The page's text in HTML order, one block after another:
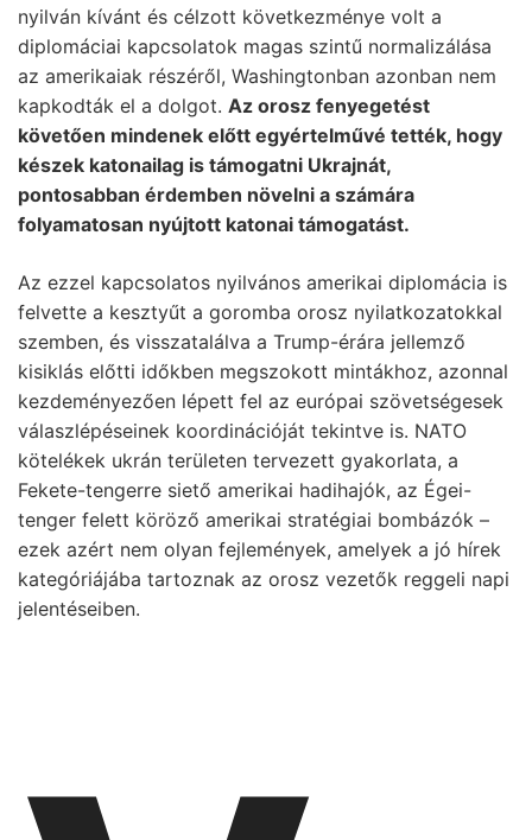
nyilván kívánt és célzott következménye volt a
diplomáciai kapcsolatok magas szintű normalizálása
az amerikaiak részéről, Washingtonban azonban nem
kapkodták el a dolgot. Az orosz fenyegetést
követően mindenek előtt egyértelművé tették, hogy
készek katonailag is támogatni Ukrajnát,
pontosabban érdemben növelni a számára
folyamatosan nyújtott katonai támogatást.
Az ezzel kapcsolatos nyilvános amerikai diplomácia is
felvette a kesztyűt a goromba orosz nyilatkozatokkal
szemben, és visszatalálva a Trump-érára jellemző
kisiklás előtti időkben megszokott mintákhoz, azonnal
kezdeményezően lépett fel az európai szövetségesek
válaszlépéseinek koordinációját tekintve is. NATO
kötelékek ukrán területen tervezett gyakorlata, a
Fekete-tengerre siető amerikai hadihajók, az Égei-
tenger felett köröző amerikai stratégiai bombázók –
ezek azért nem olyan fejlemények, amelyek a jó hírek
kategóriájába tartoznak az orosz vezetők reggeli napi
jelentéseiben.